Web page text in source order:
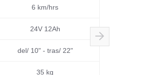
6 km/hrs
24V 12Ah
del/ 10" - tras/ 22"
35 kg